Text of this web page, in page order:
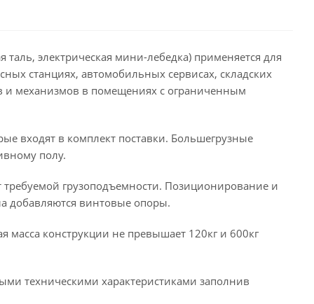
электрическая мини-лебедка) применяется для
станциях, автомобильных сервисах, складских
и механизмов в помещениях с ограниченным
входят в комплект поставки. Большегрузные
полу.
грузоподъемности. Позиционирование и
добавляются винтовые опоры.
масса конструкции не превышает 120кг и 600кг
техническими характеристиками заполнив